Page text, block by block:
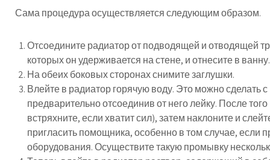
Сама процедура осуществляется следующим образом.
Отсоедините радиатор от подводящей и отводящей
которых он удерживается на стене, и отнесите в ванну.
На обеих боковых сторонах снимите заглушки.
Влейте в радиатор горячую воду. Это можно
предварительно отсоединив от него лейку. После
встряхните, если хватит сил), затем наклоните и
пригласить помощника, особенно в том случае, если
оборудования. Осуществите такую промывку